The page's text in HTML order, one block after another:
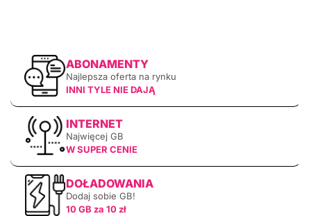
ABONAMENTY
Najlepsza oferta na rynku
INNI TYLE NIE DAJĄ
INTERNET
Najwięcej GB
W SUPER CENIE
DOŁADOWANIA
Dodaj sobie GB!
10 GB za 10 zł